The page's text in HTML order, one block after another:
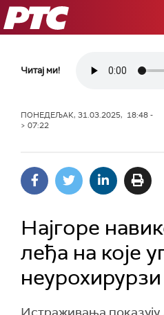
РТС
Читај ми!
ПОНЕДЕЉАК, 31.03.2025, 18:48 -
> 07:22
Најгоре
леђа на које
неурохирурзи